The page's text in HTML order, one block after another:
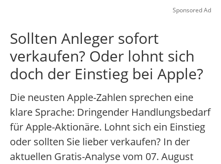
Sponsored Ad
Sollten Anleger sofort
verkaufen? Oder lohnt sich
doch der Einstieg bei Apple?
Die neusten Apple-Zahlen sprechen eine
klare Sprache: Dringender Handlungsbedarf
für Apple-Aktionäre. Lohnt sich ein Einstieg
oder sollten Sie lieber verkaufen? In der
aktuellen Gratis-Analyse vom 07. August